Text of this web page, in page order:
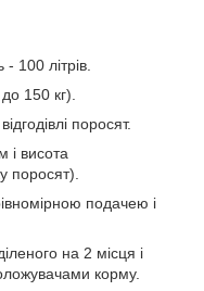
100 літрів.
150 кг).
поросят.
і висота
поросят).
подачею і
на 2 місця і
корму.